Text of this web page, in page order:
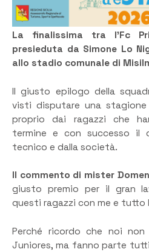
La finalissima tra l’Fc
presieduta da Simone Lo
allo stadio comunale di
Il giusto epilogo della
visti disputare una
proprio dai ragazzi che
termine e con successo il
tecnico e dalla società.
Il commento di mister
giusto premio per il gran
questi ragazzi con me e tutto
Perché ricordo che noi
Juniores, ma fanno parte